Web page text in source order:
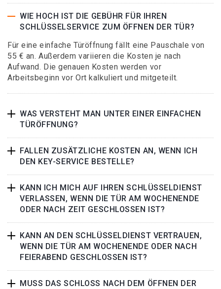
WIE HOCH IST DIE GEBÜHR FÜR IHREN
SCHLÜSSELSERVICE ZUM ÖFFNEN DER TÜR?
Für eine einfache Türöffnung fällt eine Pauschale von
55 € an. Außerdem variieren die Kosten je nach
Aufwand. Die genauen Kosten werden vor
Arbeitsbeginn vor Ort kalkuliert und mitgeteilt.
WAS VERSTEHT MAN UNTER EINER EINFACHEN
TÜRÖFFNUNG?
FALLEN ZUSÄTZLICHE KOSTEN AN, WENN ICH
DEN KEY-SERVICE BESTELLE?
KANN ICH MICH AUF IHREN SCHLÜSSELDIENST
VERLASSEN, WENN DIE TÜR AM WOCHENENDE
ODER NACH ZEIT GESCHLOSSEN IST?
KANN AN DEN SCHLÜSSELDIENST VERTRAUEN,
WENN DIE TÜR AM WOCHENENDE ODER NACH
FEIERABEND GESCHLOSSEN IST?
MUSS DAS SCHLOSS NACH DEM ÖFFNEN DER